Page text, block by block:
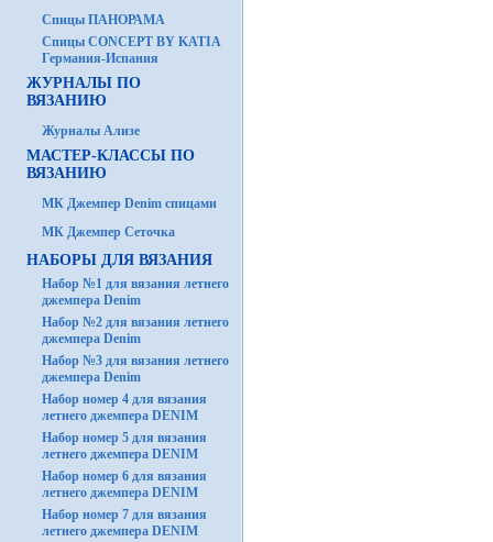
Спицы ПАНОРАМА
Спицы CONCEPT BY KATIA
Германия-Испания
ЖУРНАЛЫ ПО
ВЯЗАНИЮ
Журналы Ализе
МАСТЕР-КЛАССЫ ПО
ВЯЗАНИЮ
МК Джемпер Denim спицами
МК Джемпер Сеточка
НАБОРЫ ДЛЯ ВЯЗАНИЯ
Набор №1 для вязания летнего
джемпера Denim
Набор №2 для вязания летнего
джемпера Denim
Набор №3 для вязания летнего
джемпера Denim
Набор номер 4 для вязания
летнего джемпера DENIM
Набор номер 5 для вязания
летнего джемпера DENIM
Набор номер 6 для вязания
летнего джемпера DENIM
Набор номер 7 для вязания
летнего джемпера DENIM